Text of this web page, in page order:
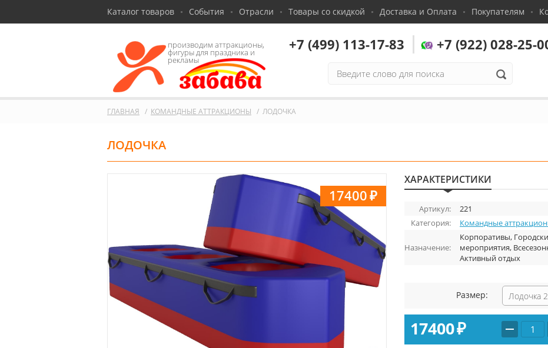
Каталог товаров События Отрасли Товары со скидкой Доставка и Оплата Покупателям
производим аттракционы,
фигуры для праздника и
рекламы
+7 (499) 113-17-83 +7 (922) 028-25-
ГЛАВНАЯ КОМАНДНЫЕ АТТРАКЦИОНЫ ЛОДОЧКА
ЛОДОЧКА
17400₽
ХАРАКТЕРИСТИКИ
Артикул:
221
Категория:
Командные
Назначение:
Корпоративы,
мероприятия,
Активный отдых
Размер:
17400₽